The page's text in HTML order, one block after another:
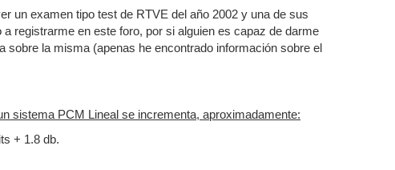
un examen tipo test de RTVE del año 2002 y una de sus
a registrarme en este foro, por si alguien es capaz de darme
sobre la misma (apenas he encontrado información sobre el
sistema PCM Lineal se incrementa, aproximadamente:
+ 1.8 db.